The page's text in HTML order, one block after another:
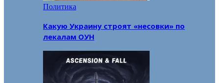
Политика
Какую Украину строят «несовки» по
лекалам ОУН